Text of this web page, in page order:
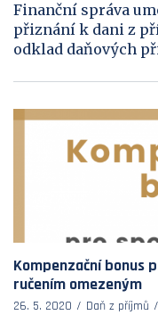
Finanční správa
přiznání k dani z
odklad daňových
Kompenzační bonus
ručením omezeným
26. 5. 2020 Daň z příjmů